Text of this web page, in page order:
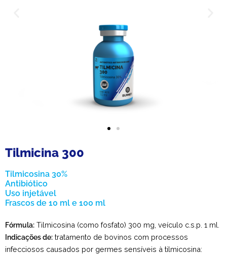
Tilmicina 300
Tilmicosina 30%
Antibiótico
Uso injetável
Frascos de 10 ml e 100 ml
Fórmula: Tilmicosina (como fosfato) 300 mg, veículo c.s.p. 1 ml.
Indicações de: tratamento de bovinos com processos
infecciosos causados por germes sensíveis à tilmicosina: